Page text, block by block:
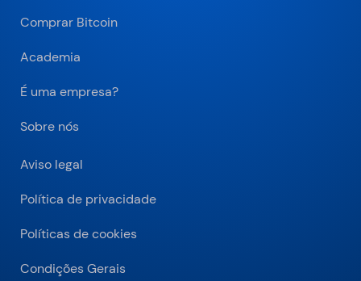
Comprar Bitcoin
Academia
É uma empresa?
Sobre nós
Aviso legal
Política de privacidade
Políticas de cookies
Condições Gerais